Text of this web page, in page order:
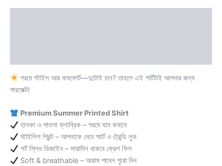
গরমে স্টাইল আর কমফোর্ট—দুটোই চান? তাহলে এই শার্টটাই আপনার জন্য
পারফেক্ট!
Premium Summer Printed Shirt
হালকা ও পাতলা ফ্যাব্রিক – গরমে ঘাম কমাবে
স্টাইলিশ প্রিন্ট – আপনাকে দেবে স্মার্ট ও ট্রেন্ডি লুক
শর্ট স্লিভ ডিজাইন – সারাদিন থাকবে ফ্রেশ ফিল
Soft & breathable – আরাম পাবেন পুরো দিন